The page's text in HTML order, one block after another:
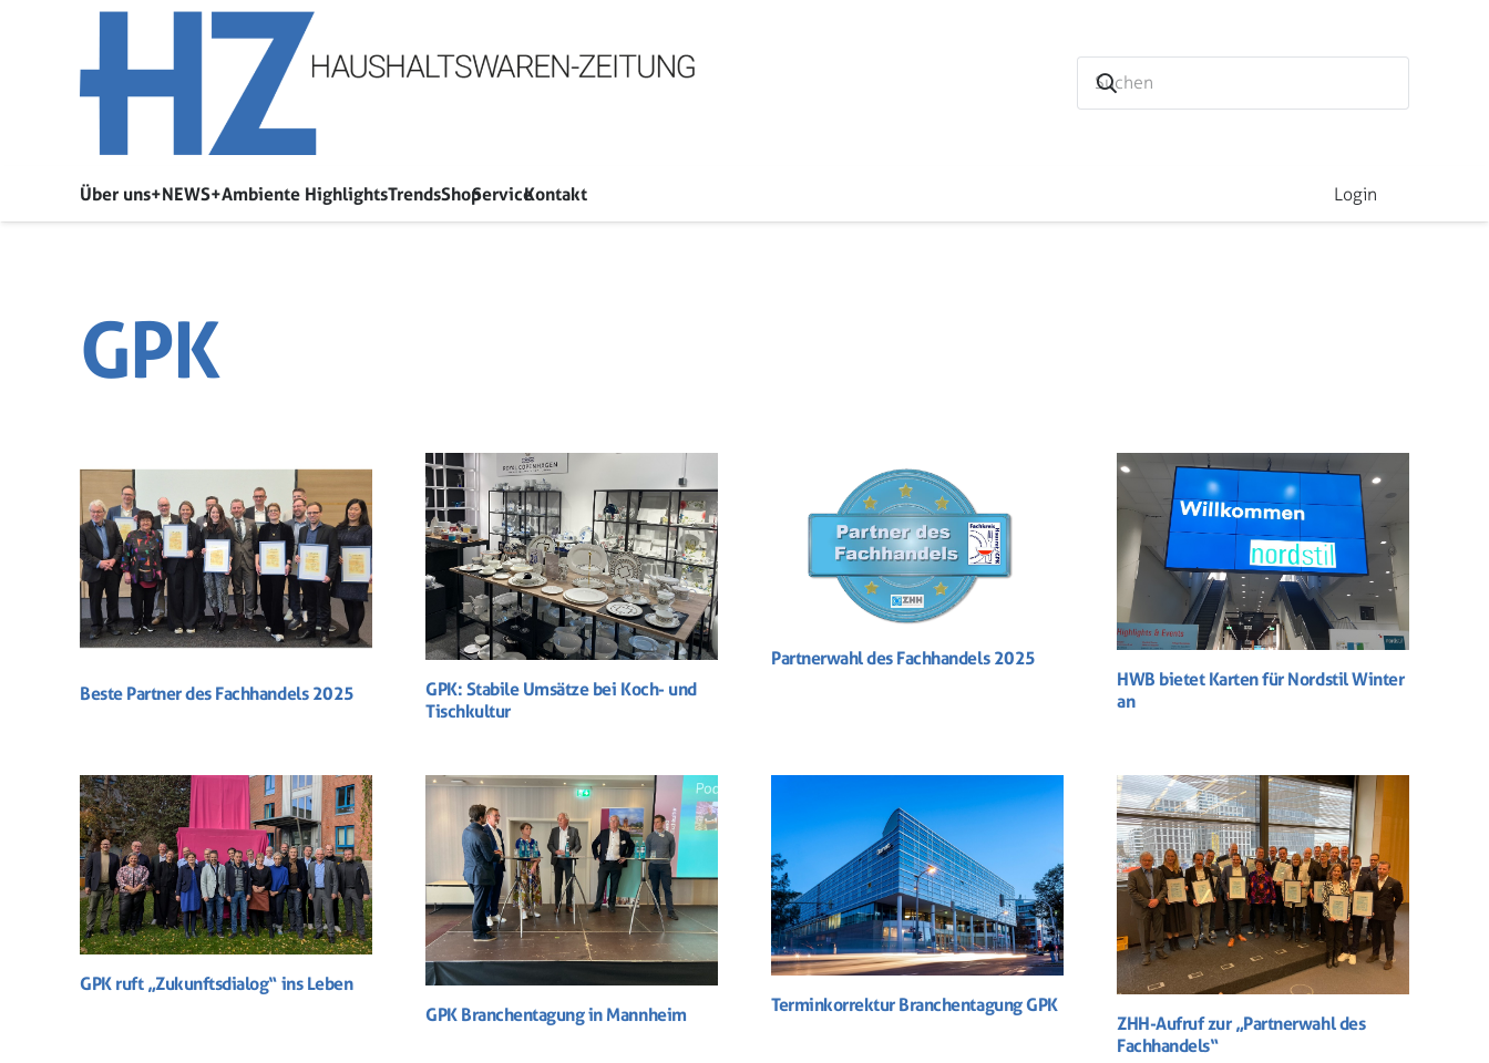
Über uns+NEWS+Ambiente HighlightsTrendsShopServiceKontakt Login
GPK
Beste Partner des Fachhandels 2025
GPK: Stabile Umsätze bei Koch- und
Tischkultur
Partnerwahl des Fachhandels 2025
HWB bietet Karten für Nordstil Winter
an
GPK ruft „Zukunftsdialog“ ins Leben
GPK Branchentagung in Mannheim
Terminkorrektur Branchentagung GPK
ZHH-Aufruf zur „Partnerwahl des
Fachhandels“